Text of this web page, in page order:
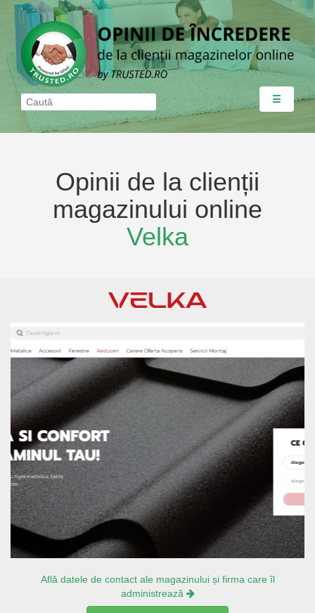
☰
Opinii de la clienții
magazinului online
Velka
Află datele de contact ale magazinului și firma care îl
administrează